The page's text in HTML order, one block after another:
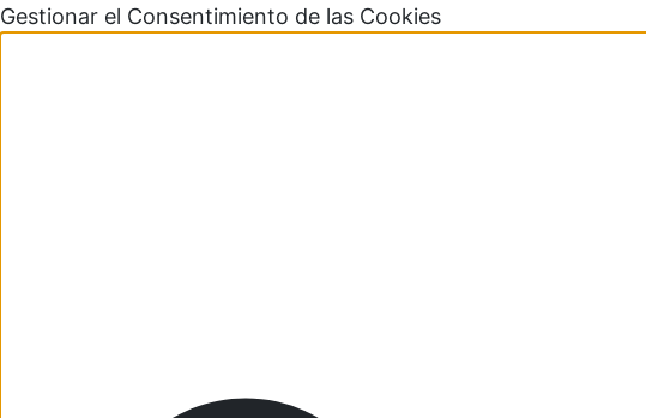
Gestionar el Consentimiento de las Cookies